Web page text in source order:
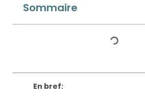
Sommaire
En bref: